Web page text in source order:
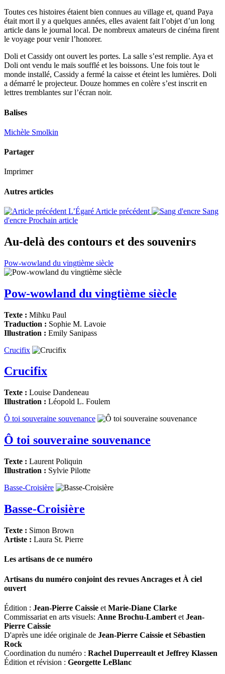
Toutes ces histoires étaient bien connues au village et, quand Paya
était mort il y a quelques années, elles avaient fait l’objet d’un long
article dans le journal local. De nombreux amateurs de cinéma firent
le voyage pour venir l’honorer.
Doli et Cassidy ont ouvert les portes. La salle s’est remplie. Aya et
Doli ont vendu le maïs soufflé et les boissons. Une fois tout le
monde installé, Cassidy a fermé la caisse et éteint les lumières. Doli
a démarré le projecteur. Douze hommes en colère s’est inscrit en
lettres tremblantes sur l’écran noir.
Balises
Michèle Smolkin
Partager
Imprimer
Autres articles
L’Égaré Article précédent
Sang
d'encre Prochain article
Au-delà des contours et des souvenirs
Pow-wowland du vingtième siècle
Pow-wowland du vingtième siècle
Texte : Mihku Paul
Traduction : Sophie M. Lavoie
Illustration : Emily Sanipass
Crucifix
Crucifix
Texte : Louise Dandeneau
Illustration : Léopold L. Foulem
Ô toi souveraine souvenance
Ô toi souveraine souvenance
Texte : Laurent Poliquin
Illustration : Sylvie Pilotte
Basse-Croisière
Basse-Croisière
Texte : Simon Brown
Artiste : Laura St. Pierre
Les artisans de ce numéro
Artisans du numéro conjoint des revues Ancrages et À ciel
ouvert
Édition : Jean-Pierre Caissie et Marie-Diane Clarke
Commissariat en arts visuels: Anne Brochu-Lambert et Jean-
Pierre Caissie
D'après une idée originale de Jean-Pierre Caissie et Sébastien
Rock
Coordination du numéro : Rachel Duperreault et Jeffrey Klassen
Édition et révision : Georgette LeBlanc